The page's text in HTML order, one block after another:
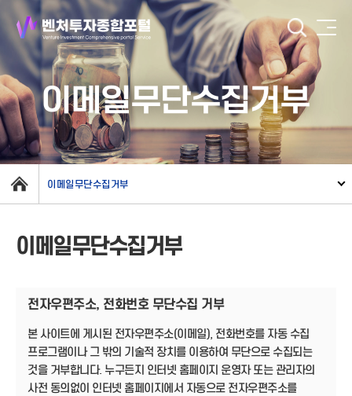
이메일무단수집거부
이메일무단수집거부
이메일무단수집거부
전자우편주소, 전화번호 무단수집 거부
본 사이트에 게시된 전자우편주소(이메일), 전화번호를 자동 수집
프로그램이나 그 밖의 기술적 장치를 이용하여 무단으로 수집되는
것을 거부합니다. 누구든지 인터넷 홈페이지 운영자 또는 관리자의
사전 동의없이 인터넷 홈페이지에서 자동으로 전자우편주소를